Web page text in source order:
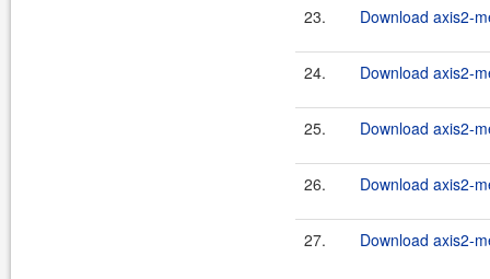
23. Download axis2-
24. Download axis2-
25. Download axis2-
26. Download axis2-
27. Download axis2-